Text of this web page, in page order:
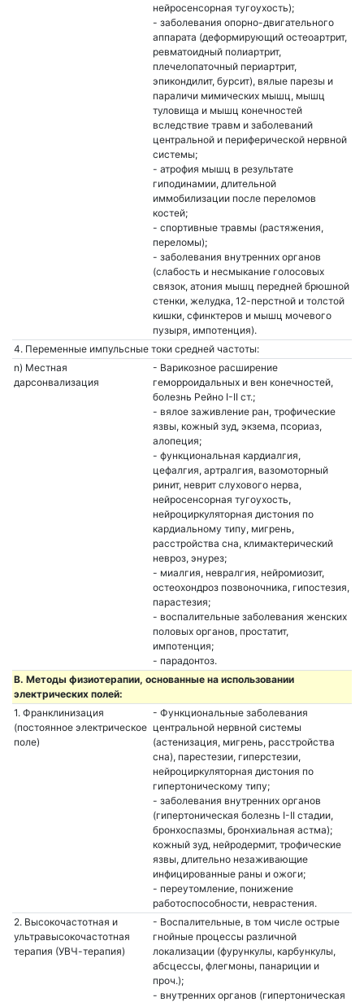
нейросенсорная тугоухость);
- заболевания опорно-двигательного
аппарата (деформирующий остеоартрит,
ревматоидный полиартрит,
плечелопаточный периартрит,
эпикондилит, бурсит), вялые парезы и
параличи мимических мышц, мышц
туловища и мышц конечностей
вследствие травм и заболеваний
центральной и периферической нервной
системы;
- атрофия мышц в результате
гиподинамии, длительной
иммобилизации после переломов
костей;
- спортивные травмы (растяжения,
переломы);
- заболевания внутренних органов
(слабость и несмыкание голосовых
связок, атония мышц передней брюшной
стенки, желудка, 12-перстной и толстой
кишки, сфинктеров и мышц мочевого
пузыря, импотенция).
4. Переменные импульсные токи средней частоты:
n) Местная
дарсонвализация
- Варикозное расширение
геморроидальных и вен конечностей,
болезнь Рейно I-II ст.;
- вялое заживление ран, трофические
язвы, кожный зуд, экзема, псориаз,
алопеция;
- функциональная кардиалгия,
цефалгия, артралгия, вазомоторный
ринит, неврит слухового нерва,
нейросенсорная тугоухость,
нейроциркуляторная дистония по
кардиальному типу, мигрень,
расстройства сна, климактерический
невроз, энурез;
- миалгия, невралгия, нейромиозит,
остеохондроз позвоночника, гипостезия,
парастезия;
- воспалительные заболевания женских
половых органов, простатит,
импотенция;
- парадонтоз.
B. Методы физиотерапии, основанные на использовании
электрических полей:
1. Франклинизация
(постоянное электрическое
поле)
- Функциональные заболевания
центральной нервной системы
(астенизация, мигрень, расстройства
сна), парестезии, гиперстезии,
нейроциркуляторная дистония по
гипертоническому типу;
- заболевания внутренних органов
(гипертоническая болезнь I-II стадии,
бронхоспазмы, бронхиальная астма);
кожный зуд, нейродермит, трофические
язвы, длительно незаживающие
инфицированные раны и ожоги;
- переутомление, понижение
работоспособности, неврастения.
2. Высокочастотная и
ультравысокочастотная
терапия (УВЧ-терапия)
- Воспалительные, в том числе острые
гнойные процессы различной
локализации (фурункулы, карбункулы,
абсцессы, флегмоны, панариции и
проч.);
- внутренних органов (гипертоническая